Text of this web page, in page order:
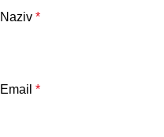
Naziv *
Email *